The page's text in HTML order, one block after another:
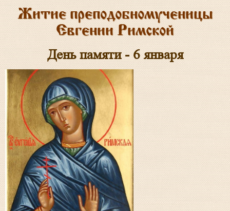
Житие преподобномученицы
Евгении Римской
День памяти - 6 января